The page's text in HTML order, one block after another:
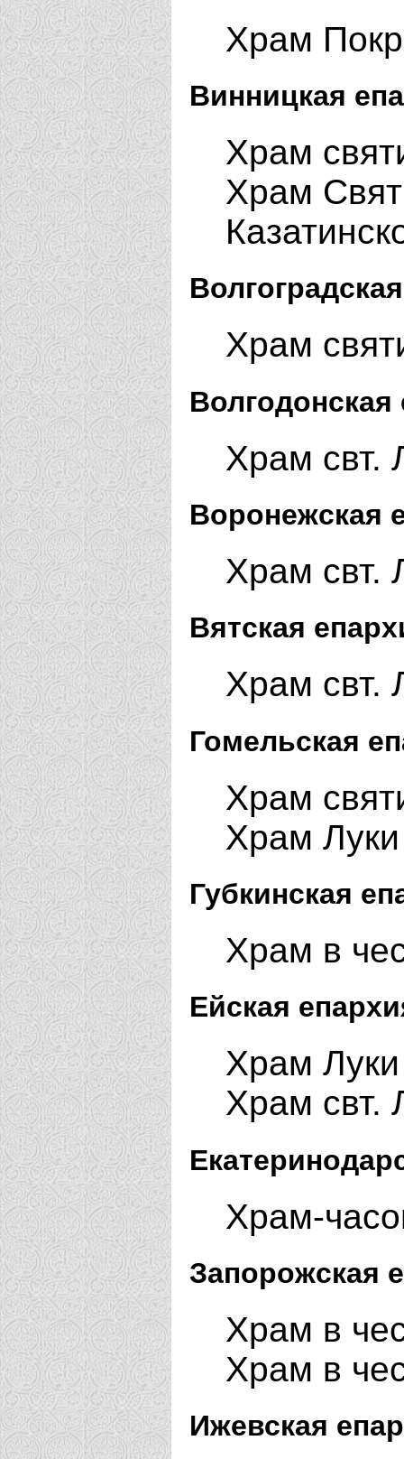
Храм
Винницкая
Храм
Храм
Храм
Волгодонская
Храм свт.
Воронежская
Храм свт.
Вятская
Храм свт.
Гомельская
Храм
Храм Луки
Губкинская
Храм в
Ейская
Храм
Храм свт.
Храм-
Запорожская
Храм в
Храм в
Ижевская